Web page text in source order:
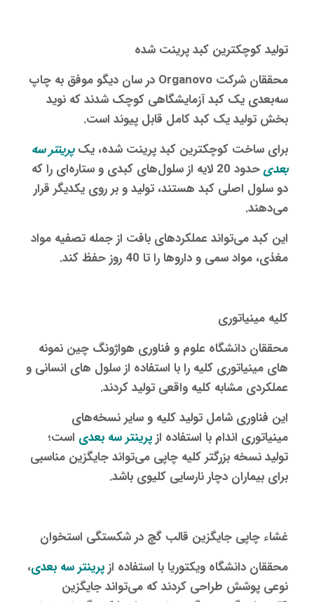
تولید کوچکترین کبد پرینت شده
محققان شرکت Organovo در سان‌ دیگو موفق به چاپ
سه‌بعدی یک کبد آزمایشگاهی کوچک شدند که نوید
بخش تولید یک کبد کامل قابل پیوند است.
برای ساخت کوچکترین کبد پرینت شده، یک پرینتر سه
بعدی
حدود 20 لایه از سلول‌های کبدی و ستاره‌ای را که
دو سلول اصلی کبد هستند، تولید و بر روی یکدیگر قرار
می‌دهند.
این کبد می‌تواند عملکردهای بافت از جمله تصفیه مواد
مغذی، مواد سمی و داروها را تا 40 روز حفظ کند.
کلیه‌ مینیاتوری
محققان دانشگاه علوم و فناوری هواژونگ چین نمونه‌
های مینیاتوری کلیه را با استفاده از سلول های انسانی و
عملکردی مشابه کلیه واقعی تولید کردند.
این فناوری شامل تولید کلیه و سایر نسخه‌های
مینیاتوری اندام با استفاده ازپرینتر سه‌ بعدی است؛
تولید نسخه بزرگتر کلیه چاپی می‌تواند جایگزین مناسبی
برای بیماران دچار نارسایی کلیوی باشد.
غشاء چاپی جایگزین قالب گچ در شکستگی استخوان
محققان دانشگاه ویکتوریا با استفاده ازپرینتر سه‌ بعدی،
نوعی پوشش طراحی کردند که می‌تواند جایگزین